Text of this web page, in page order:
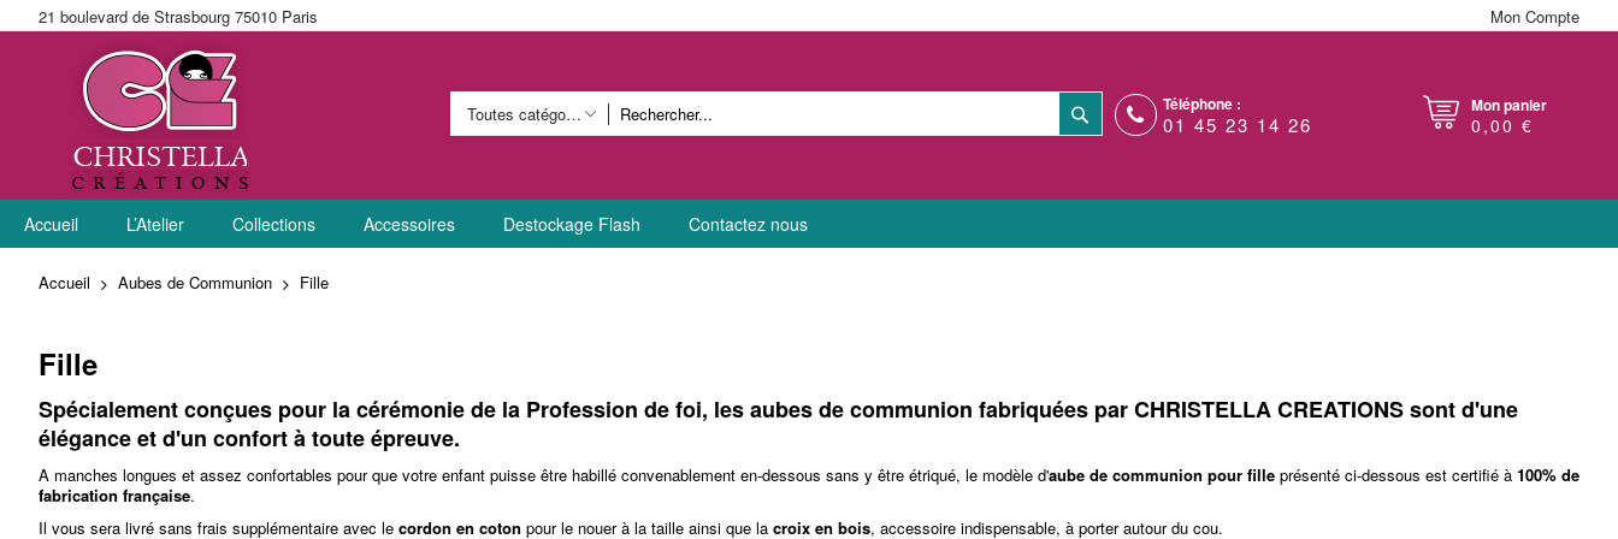
21 boulevard de Strasbourg 75010 Paris Mon Compte
Toutes catégories RECHERCHERTéléphone :
01 45 23 14 26
Mon panier
0,00 €
Allez
au
contenu
Accueil L’Atelier Collections Accessoires Destockage Flash Contactez nous
Accueil Aubes de Communion Fille
Fille
Spécialement conçues pour la cérémonie de la Profession de foi, lesaubes de communion fabriquées parCHRISTELLA CREATIONSsont d'une
élégance et d'un confort à toute épreuve.
A manches longues et assez confortables pour que votre enfant puisse être habillé convenablement en-dessous sans y être étriqué, le modèle d'aube de communion pour fille présenté ci-dessous est certifié à 100% de
fabrication française.
Il vous sera livré sans frais supplémentaire avec le cordon en coton pour le nouer à la taille ainsi que la croix en bois, accessoire indispensable, à porter autour du cou.